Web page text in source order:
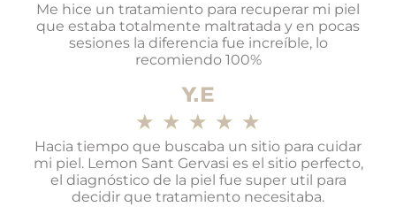
Me hice un tratamiento para recuperar mi piel
que estaba totalmente maltratada y en pocas
sesiones la diferencia fue increíble, lo
recomiendo 100%
Y.E
★ ★ ★ ★ ★
Hacia tiempo que buscaba un sitio para cuidar
mi piel. Lemon Sant Gervasi es el sitio perfecto,
el diagnóstico de la piel fue super util para
decidir que tratamiento necesitaba.